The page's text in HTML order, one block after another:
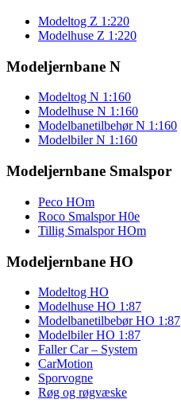
Modeltog Z 1:220
Modelhuse Z 1:220
Modeljernbane N
Modeltog N 1:160
Modelhuse N 1:160
Modelbanetilbehør N 1:160
Modelbiler N 1:160
Modeljernbane Smalspor
Peco HOm
Roco Smalspor H0e
Tillig Smalspor HOm
Modeljernbane HO
Modeltog HO
Modelhuse HO 1:87
Modelbanetilbebør HO 1:87
Modelbiler HO 1:87
Faller Car – System
CarMotion
Sporvogne
Røg og røgvæske